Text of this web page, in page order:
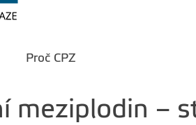
Proč CPZ
meziplodin –